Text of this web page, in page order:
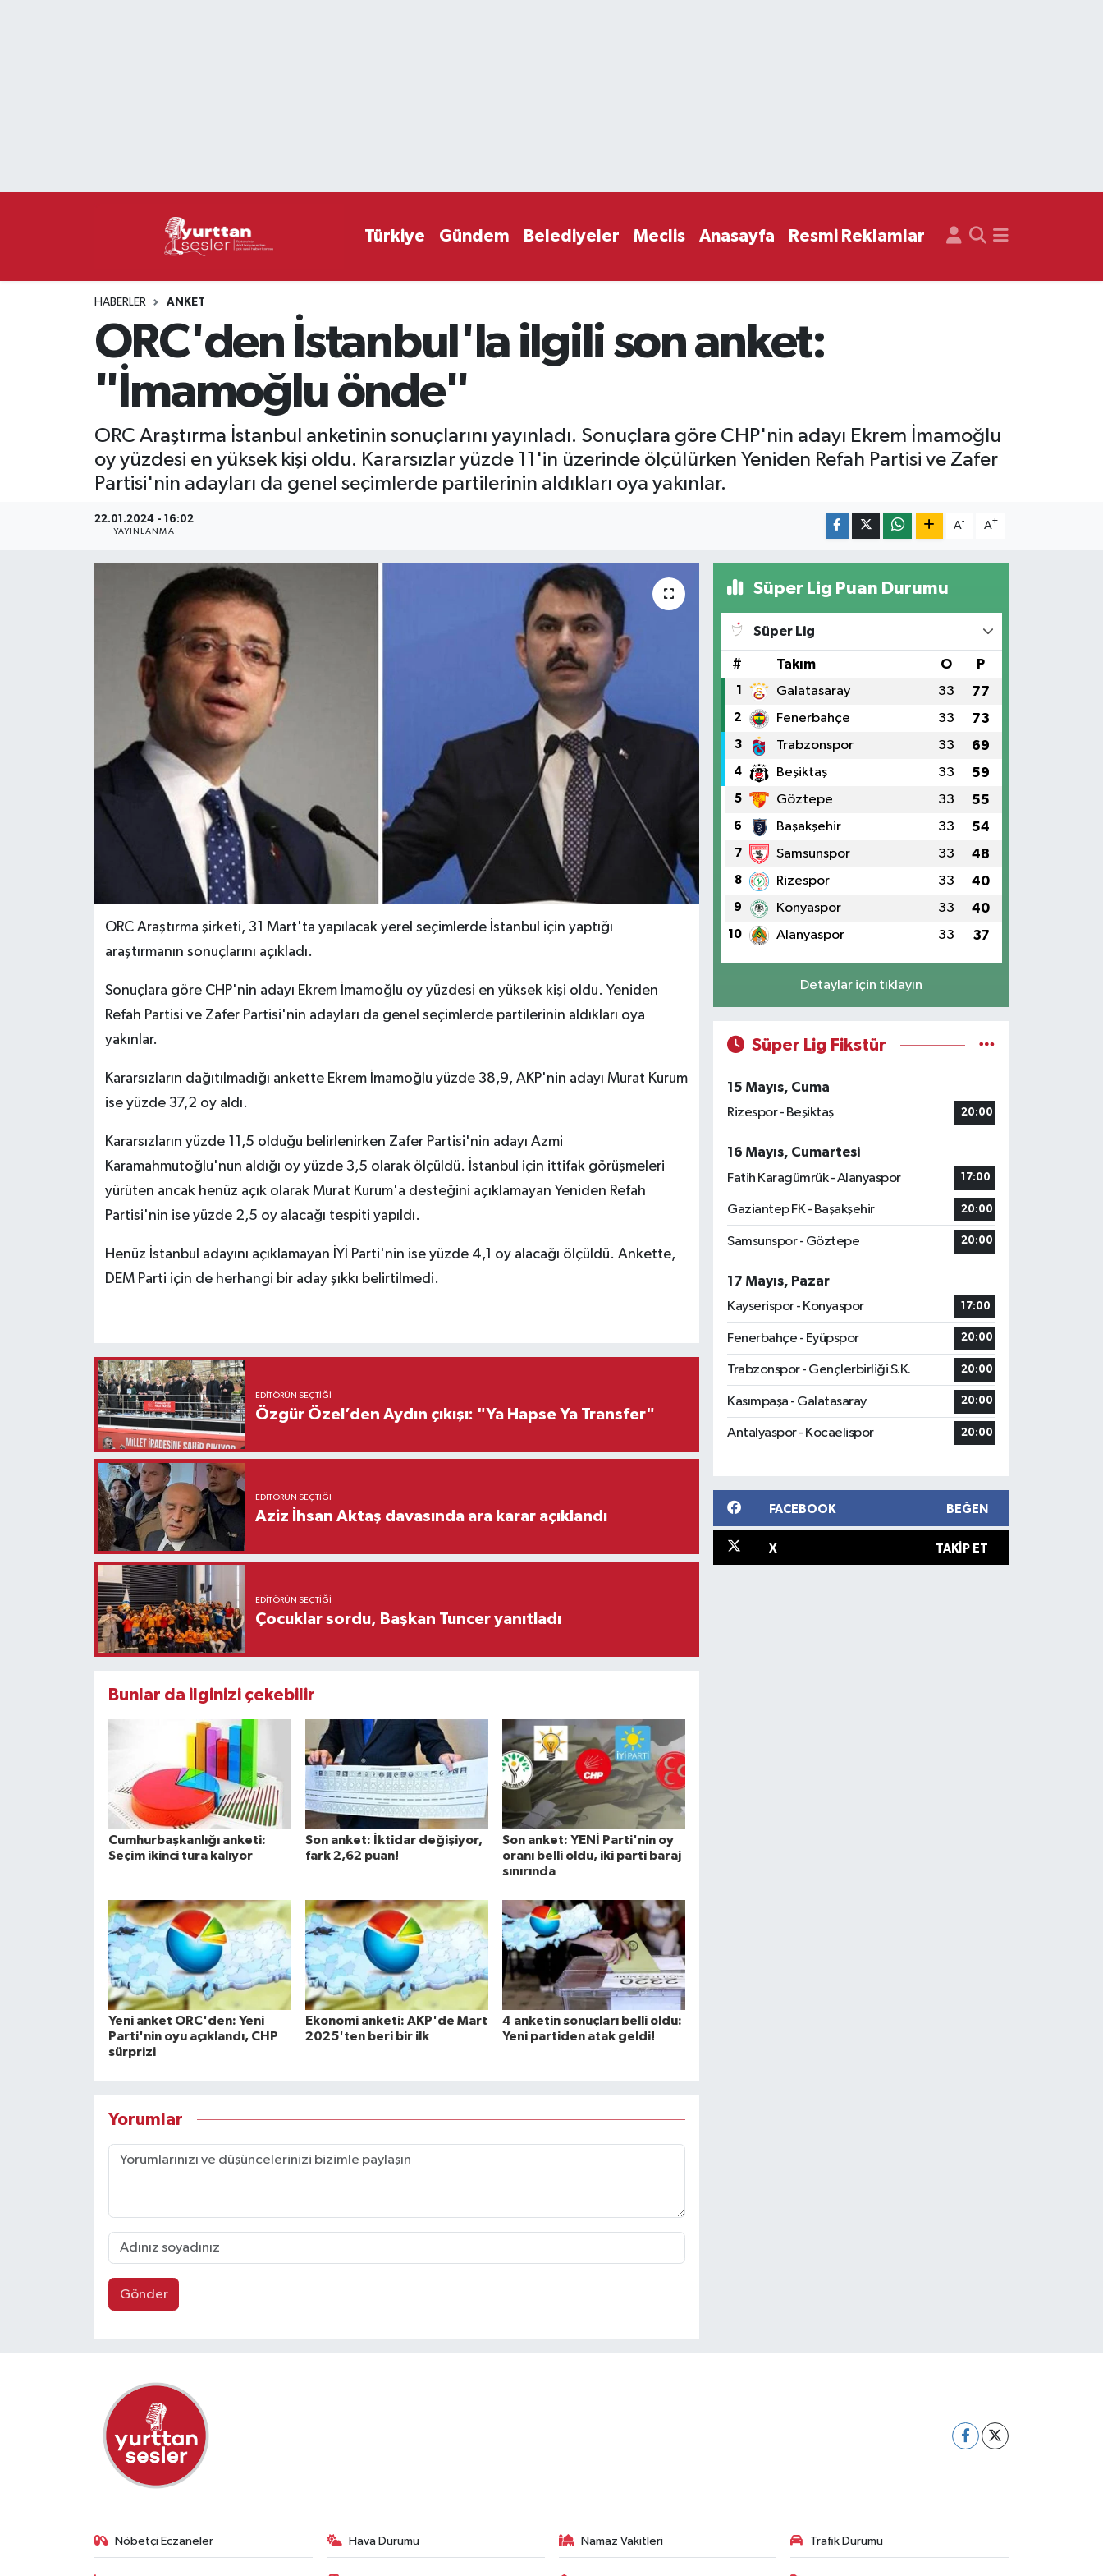
Türkiye Gündem Belediyeler Meclis Anasayfa Resmi Reklamlar
HABERLER ANKET
ORC'den İstanbul'la ilgili son anket:
"İmamoğlu önde"
ORC Araştırma İstanbul anketinin sonuçlarını yayınladı. Sonuçlara göre CHP'nin adayı Ekrem İmamoğlu
oy yüzdesi en yüksek kişi oldu. Kararsızlar yüzde 11'in üzerinde ölçülürken Yeniden Refah Partisi ve Zafer
Partisi'nin adayları da genel seçimlerde partilerinin aldıkları oya yakınlar.
22.01.2024 - 16:02
YAYINLANMA
A- A+
ORC Araştırma şirketi, 31 Mart'ta yapılacak yerel seçimlerde İstanbul için yaptığı
araştırmanın sonuçlarını açıkladı.
Sonuçlara göre CHP'nin adayı Ekrem İmamoğlu oy yüzdesi en yüksek kişi oldu. Yeniden
Refah Partisi ve Zafer Partisi'nin adayları da genel seçimlerde partilerinin aldıkları oya
yakınlar.
Kararsızların dağıtılmadığı ankette Ekrem İmamoğlu yüzde 38,9, AKP'nin adayı Murat Kurum
ise yüzde 37,2 oy aldı.
Kararsızların yüzde 11,5 olduğu belirlenirken Zafer Partisi'nin adayı Azmi
Karamahmutoğlu'nun aldığı oy yüzde 3,5 olarak ölçüldü. İstanbul için ittifak görüşmeleri
yürüten ancak henüz açık olarak Murat Kurum'a desteğini açıklamayan Yeniden Refah
Partisi'nin ise yüzde 2,5 oy alacağı tespiti yapıldı.
Henüz İstanbul adayını açıklamayan İYİ Parti'nin ise yüzde 4,1 oy alacağı ölçüldü. Ankette,
DEM Parti için de herhangi bir aday şıkkı belirtilmedi.
EDITÖRÜN SEÇTIĞI
Özgür Özel’den Aydın çıkışı: "Ya Hapse Ya Transfer"
EDITÖRÜN SEÇTIĞI
Aziz İhsan Aktaş davasında ara karar açıklandı
EDITÖRÜN SEÇTIĞI
Çocuklar sordu, Başkan Tuncer yanıtladı
Bunlar da ilginizi çekebilir
Cumhurbaşkanlığı anketi:
Seçim ikinci tura kalıyor
Son anket: İktidar değişiyor,
fark 2,62 puan!
Son anket: YENİ Parti'nin oy
oranı belli oldu, iki parti baraj
sınırında
Yeni anket ORC'den: Yeni
Parti'nin oyu açıklandı, CHP
sürprizi
Ekonomi anketi: AKP'de Mart
2025'ten beri bir ilk
4 anketin sonuçları belli oldu:
Yeni partiden atak geldi!
Yorumlar
Gönder
Süper Lig Puan Durumu
Süper Lig
# Takım O P
1 Galatasaray 33 77
2 Fenerbahçe 33 73
3 Trabzonspor 33 69
4 Beşiktaş 33 59
5 Göztepe 33 55
6 Başakşehir 33 54
7 Samsunspor 33 48
8 Rizespor 33 40
9 Konyaspor 33 40
10 Alanyaspor 33 37
Detaylar için tıklayın
Süper Lig Fikstür
15 Mayıs, Cuma
Rizespor - Beşiktaş
20:00
16 Mayıs, Cumartesi
Fatih Karagümrük - Alanyaspor
17:00
Gaziantep FK - Başakşehir 20:00
Samsunspor - Göztepe 20:00
17 Mayıs, Pazar
Kayserispor - Konyaspor
17:00
Fenerbahçe - Eyüpspor 20:00
Trabzonspor - Gençlerbirliği S.K. 20:00
Kasımpaşa - Galatasaray 20:00
Antalyaspor - Kocaelispor 20:00
FACEBOOK BEĞEN
X TAKIP ET
Nöbetçi Eczaneler Hava Durumu Namaz Vakitleri Trafik Durumu
Süper Lig Puan Durumu ve Fikstür
Haber Arşivi